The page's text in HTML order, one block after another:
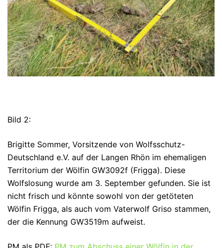
Bild 2:
Brigitte Sommer, Vorsitzende von Wolfsschutz-
Deutschland e.V. auf der Langen Rhön im ehemaligen
Territorium der Wölfin GW3092f (Frigga). Diese
Wolfslosung wurde am 3. September gefunden. Sie ist
nicht frisch und könnte sowohl von der getöteten
Wölfin Frigga, als auch vom Vaterwolf Griso stammen,
der die Kennung GW3519m aufweist.